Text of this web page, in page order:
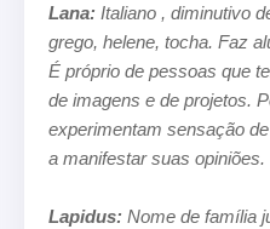
Lana: Italiano , diminutivo
grego, helene, tocha. Faz
É próprio de pessoas que
de imagens e de projetos.
experimentam sensação
a manifestar suas opiniões.
Lapidus: Nome de família